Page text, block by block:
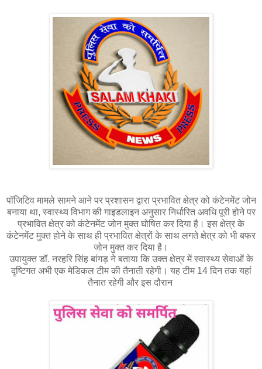
पॉजिटिव मामले सामने आने पर प्रशासन द्वारा प्रभावित क्षेत्र को कंटेनमेंट जोन
बनाया था, स्वास्थ्य विभाग की गाइडलाइन अनुसार निर्धारित अवधि पूरी होने पर
प्रभावित क्षेत्र को कंटेनमेंट जोन मुक्त घोषित कर दिया है। इस क्षेत्र के
कंटेनमेंट मुक्त होने के साथ ही प्रभावित क्षेत्रों के साथ लगते क्षेत्र को भी बफर
जोन मुक्त कर दिया है।
उपायुक्त डॉ. नरहरि सिंह बांगड़ ने बताया कि उक्त क्षेत्र में स्वास्थ्य सेवाओं के
दृष्टिगत अभी एक मेडिकल टीम की तैनाती रहेगी। यह टीम 14 दिन तक यहां
तैनात रहेगी और इस दौरान